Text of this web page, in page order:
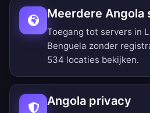
Meerdere Angola
Toegang tot servers in
Benguela zonder
534 locaties bekijken.
Angola privacy